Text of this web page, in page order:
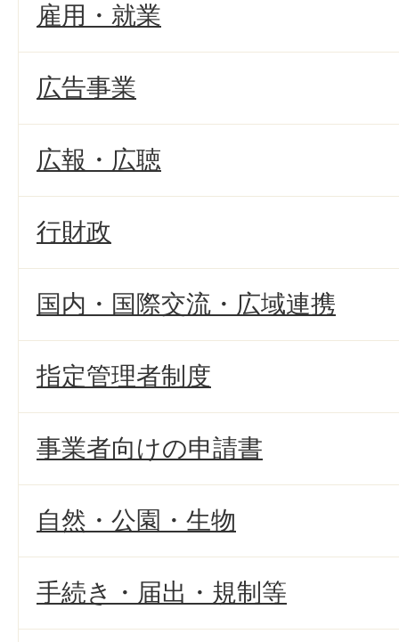
雇用・就業
広告事業
広報・広聴
行財政
国内・国際交流・広域連携
指定管理者制度
事業者向けの申請書
自然・公園・生物
手続き・届出・規制等